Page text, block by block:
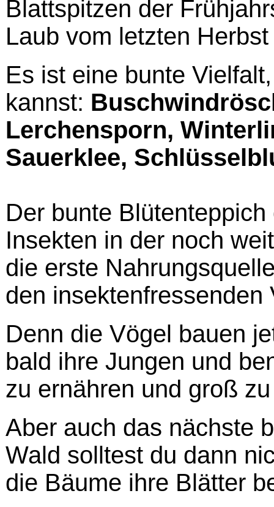
Blattspitzen der
Laub vom letzten
Es ist eine bunte
kannst:
Lerchensporn,
Sauerklee,
Der bunte
Insekten in der noch
die erste
den
Denn die Vögel bauen
bald ihre Jungen und
zu ernähren und groß
Aber auch das nächste
Wald solltest du dann
die Bäume ihre Blätter